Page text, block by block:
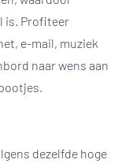
is. Profiteer
e-mail, muziek
naar wens aan
dezelfde hoge